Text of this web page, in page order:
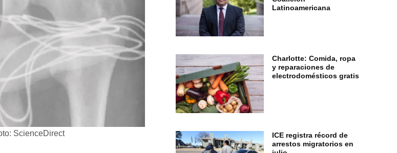
ScienceDirect
Latinoamericana
Charlotte: Comida, ropa
y reparaciones de
electrodomésticos gratis
ICE registra récord de
arrestos migratorios en